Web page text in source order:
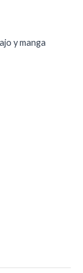
y manga